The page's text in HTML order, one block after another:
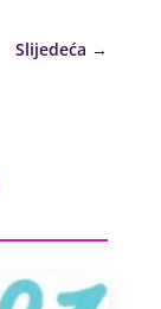
Slijedeća →